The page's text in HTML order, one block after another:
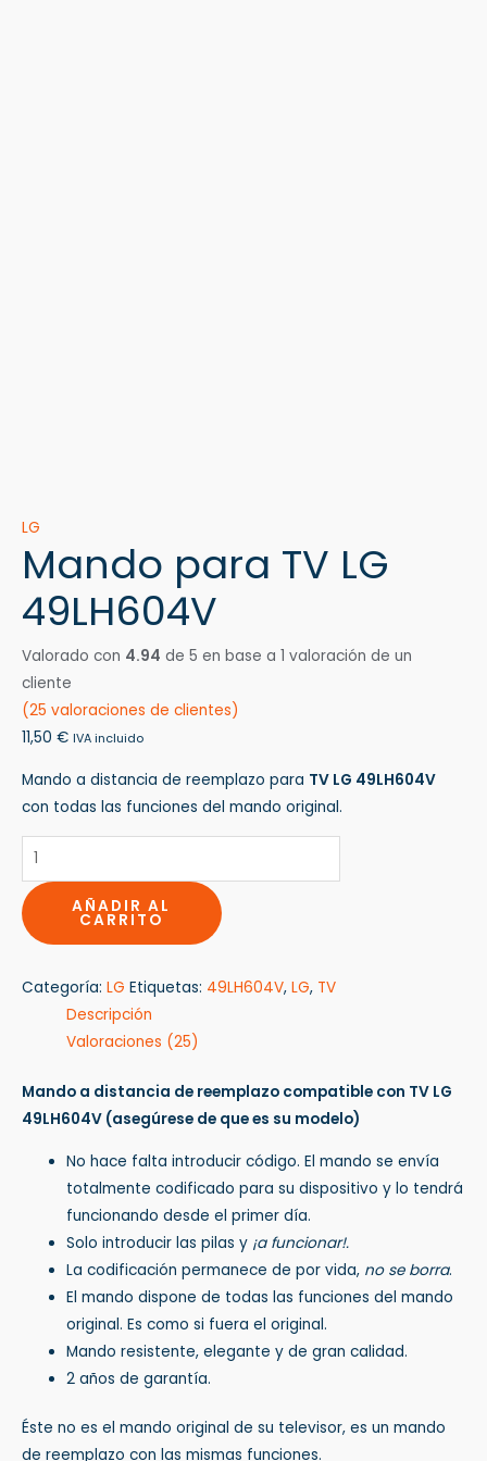
LG
Mando para TV LG
49LH604V
Valorado con 4.94 de 5 en base a 1 valoración de un
cliente
(25 valoraciones de clientes)
11,50 € IVA incluido
Mando a distancia de reemplazo para TV LG 49LH604V
con todas las funciones del mando original.
AÑADIR AL
CARRITO
Categoría: LG Etiquetas: 49LH604V, LG, TV
Descripción
Valoraciones (25)
Mando a distancia de reemplazo compatible con TV LG
49LH604V (asegúrese de que es su modelo)
No hace falta introducir código. El mando se envía
totalmente codificado para su dispositivo y lo tendrá
funcionando desde el primer día.
Solo introducir las pilas y ¡a funcionar!.
La codificación permanece de por vida, no se borra.
El mando dispone de todas las funciones del mando
original. Es como si fuera el original.
Mando resistente, elegante y de gran calidad.
2 años de garantía.
Éste no es el mando original de su televisor, es un mando
de reemplazo con las mismas funciones.